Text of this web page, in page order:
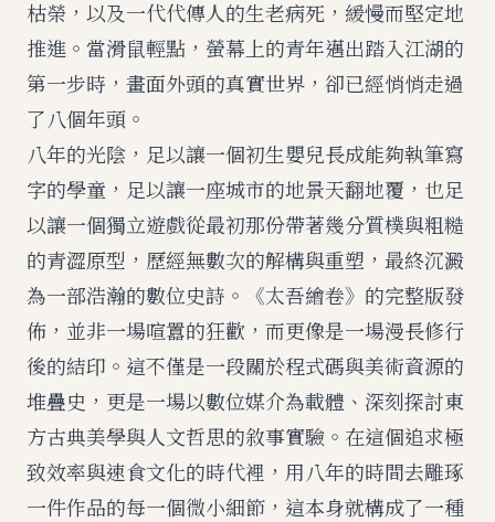
枯榮，以及一代代傳人的生老病死，緩慢而堅定地
推進。當滑鼠輕點，螢幕上的青年邁出踏入江湖的
第一步時，畫面外頭的真實世界，卻已經悄悄走過
了八個年頭。
八年的光陰，足以讓一個初生嬰兒長成能夠執筆寫
字的學童，足以讓一座城市的地景天翻地覆，也足
以讓一個獨立遊戲從最初那份帶著幾分質樸與粗糙
的青澀原型，歷經無數次的解構與重塑，最終沉澱
為一部浩瀚的數位史詩。《太吾繪卷》的完整版發
佈，並非一場喧囂的狂歡，而更像是一場漫長修行
後的結印。這不僅是一段關於程式碼與美術資源的
堆疊史，更是一場以數位媒介為載體、深刻探討東
方古典美學與人文哲思的敘事實驗。在這個追求極
致效率與速食文化的時代裡，用八年的時間去雕琢
一件作品的每一個微小細節，這本身就構成了一種